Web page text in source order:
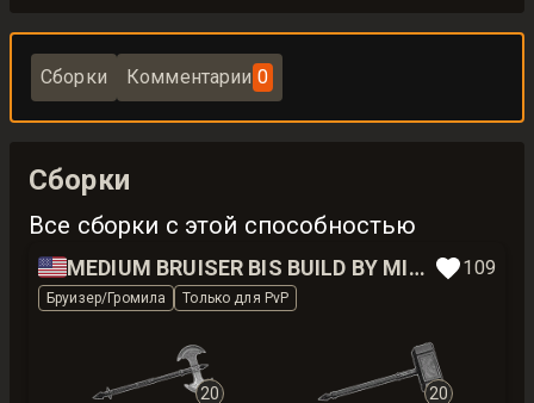
Сборки Комментарии 0
Сборки
Все сборки с этой способностью
🇺🇸 MEDIUM BRUISER BIS BUILD BY MIKARS 109
Бруизер/Громила Только для PvP
20 20